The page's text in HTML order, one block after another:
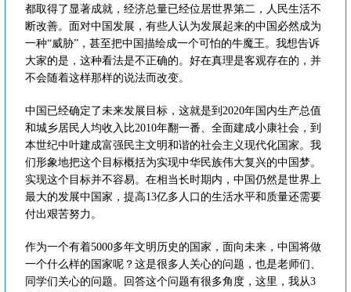
都取得了显著成就，经济总量已经位居世界第二，人民生活不
断改善。面对中国发展，有些人认为发展起来的中国必然成为
一种“威胁”，甚至把中国描绘成一个可怕的牛魔王。我想告诉
大家的是，这种看法是不正确的。好在真理是客观存在的，并
不会随着这样那样的说法而改变。
中国已经确定了未来发展目标，这就是到2020年国内生产总值
和城乡居民人均收入比2010年翻一番、全面建成小康社会，到
本世纪中叶建成富强民主文明和谐的社会主义现代化国家。我
们形象地把这个目标概括为实现中华民族伟大复兴的中国梦。
实现这个目标并不容易。在相当长时期内，中国仍然是世界上
最大的发展中国家，提高13亿多人口的生活水平和质量还需要
付出艰苦努力。
作为一个有着5000多年文明历史的国家，面向未来，中国将做
一个什么样的国家呢？这是很多人关心的问题，也是老师们、
同学们关心的问题。回答这个问题有很多角度，这里，我从3